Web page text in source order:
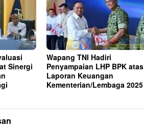
Sinergi
Wapang TNI Hadiri
Penyampaian LHP BPK atas
Laporan Keuangan
Kementerian/Lembaga 2025